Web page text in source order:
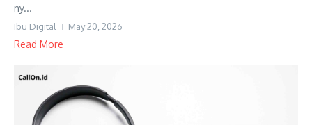
ny...
Ibu Digital May 20, 2026
Read More